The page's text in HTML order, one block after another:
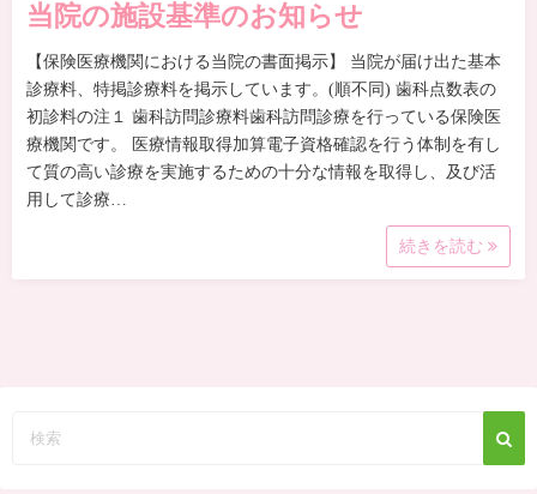
当院の施設基準のお知らせ
【保険医療機関における当院の書面掲示】 当院が届け出た基本
診療料、特掲診療料を掲示しています。(順不同) 歯科点数表の
初診料の注１ 歯科訪問診療料歯科訪問診療を行っている保険医
療機関です。 医療情報取得加算電子資格確認を行う体制を有し
て質の高い診療を実施するための十分な情報を取得し、及び活
用して診療…
続きを読む